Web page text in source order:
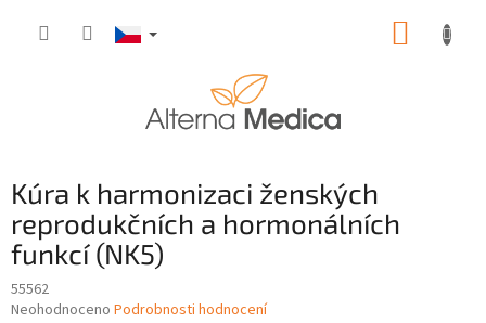
Kúra k harmonizaci ženských
reprodukčních a hormonálních
funkcí (NK5)
55562
Průměrné
Neohodnoceno Podrobnosti hodnocení